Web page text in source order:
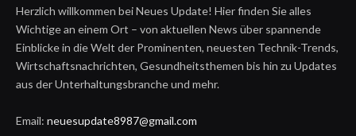
Herzlich willkommen bei Neues Update! Hier finden Sie alles
Wichtige an einem Ort – von aktuellen News über spannende
Einblicke in die Welt der Prominenten, neuesten Technik-Trends,
Wirtschaftsnachrichten, Gesundheitsthemen bis hin zu Updates
aus der Unterhaltungsbranche und mehr.
Email: neuesupdate8987@gmail.com